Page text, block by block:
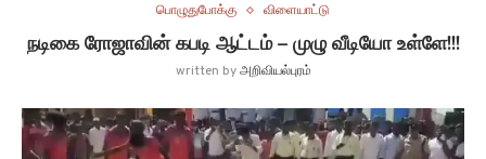
பொழுதுபோக்கு
விளையாட்டு
நடிகை ரோஜாவின் கபடி ஆட்டம் – முழு வீடியோ உள்ளே!!!
written byஅறிவியல்புரம்